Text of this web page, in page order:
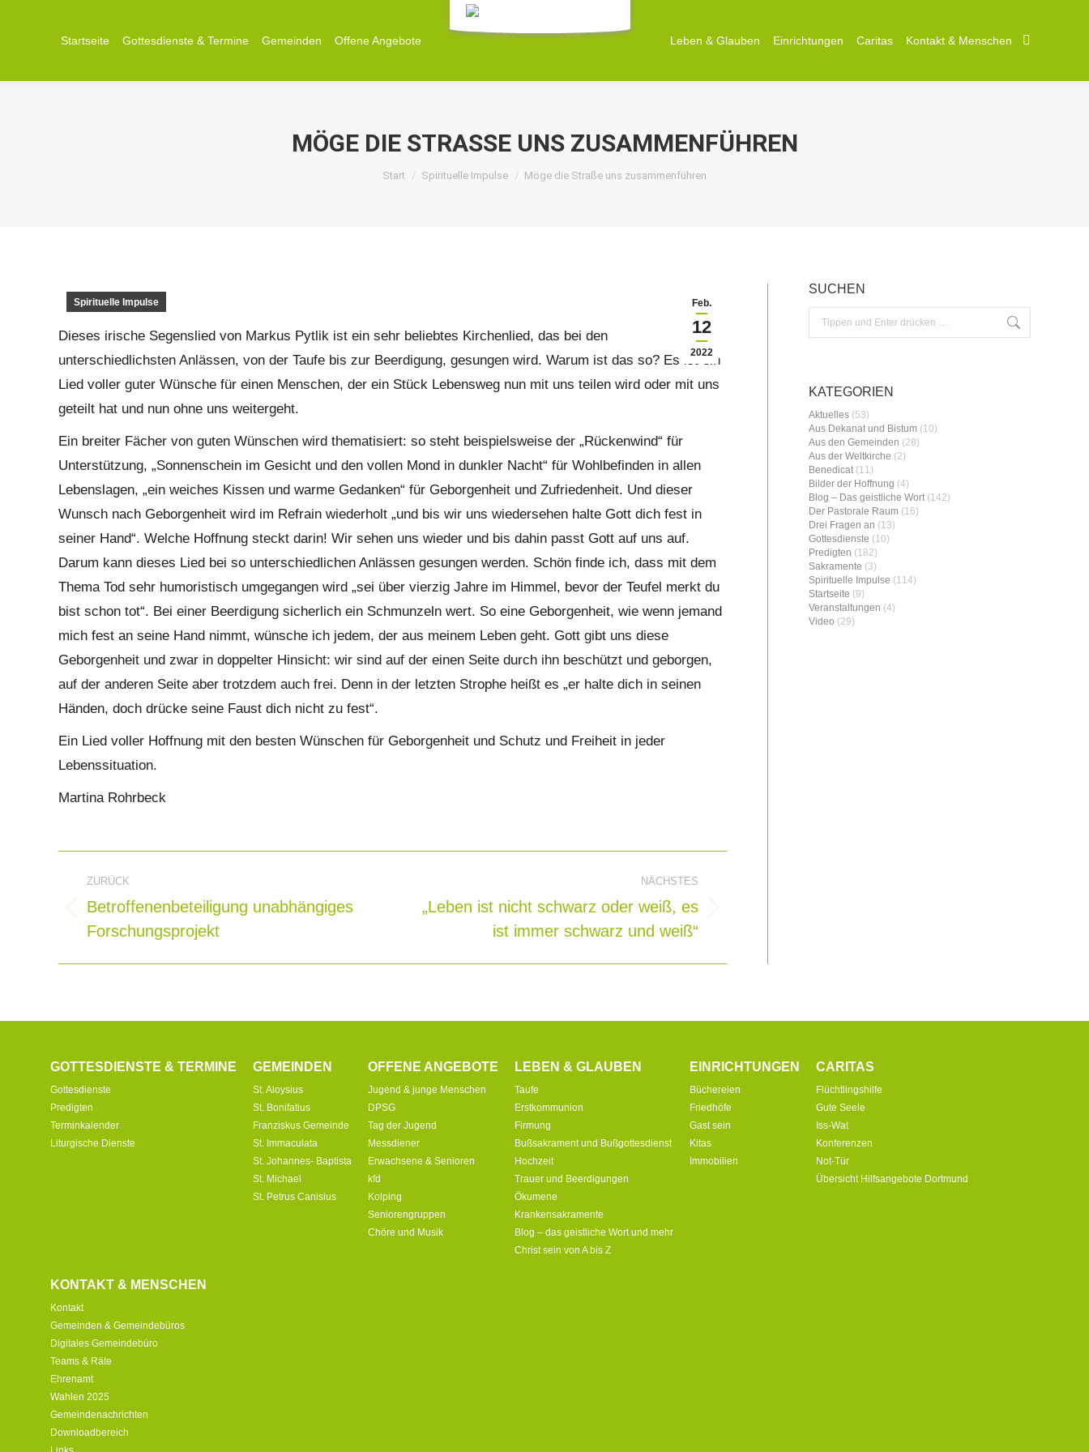
Startseite Gottesdienste & Termine Gemeinden Offene Angebote Leben & Glauben Einrichtungen Caritas Kontakt & Menschen Search:
MÖGE DIE STRASSE UNS ZUSAMMENFÜHREN
Sie befinden sich hier:
Start Spirituelle Impulse Möge die Straße uns zusammenführen
Feb.
12
2022
Spirituelle Impulse
Dieses irische Segenslied von Markus Pytlik ist ein sehr beliebtes Kirchenlied, das bei den
unterschiedlichsten Anlässen, von der Taufe bis zur Beerdigung, gesungen wird. Warum ist das so? Es ist ein
Lied voller guter Wünsche für einen Menschen, der ein Stück Lebensweg nun mit uns teilen wird oder mit uns
geteilt hat und nun ohne uns weitergeht.
Ein breiter Fächer von guten Wünschen wird thematisiert: so steht beispielsweise der „Rückenwind“ für
Unterstützung, „Sonnenschein im Gesicht und den vollen Mond in dunkler Nacht“ für Wohlbefinden in allen
Lebenslagen, „ein weiches Kissen und warme Gedanken“ für Geborgenheit und Zufriedenheit. Und dieser
Wunsch nach Geborgenheit wird im Refrain wiederholt „und bis wir uns wiedersehen halte Gott dich fest in
seiner Hand“. Welche Hoffnung steckt darin! Wir sehen uns wieder und bis dahin passt Gott auf uns auf.
Darum kann dieses Lied bei so unterschiedlichen Anlässen gesungen werden. Schön finde ich, dass mit dem
Thema Tod sehr humoristisch umgegangen wird „sei über vierzig Jahre im Himmel, bevor der Teufel merkt du
bist schon tot“. Bei einer Beerdigung sicherlich ein Schmunzeln wert. So eine Geborgenheit, wie wenn jemand
mich fest an seine Hand nimmt, wünsche ich jedem, der aus meinem Leben geht. Gott gibt uns diese
Geborgenheit und zwar in doppelter Hinsicht: wir sind auf der einen Seite durch ihn beschützt und geborgen,
auf der anderen Seite aber trotzdem auch frei. Denn in der letzten Strophe heißt es „er halte dich in seinen
Händen, doch drücke seine Faust dich nicht zu fest“.
Ein Lied voller Hoffnung mit den besten Wünschen für Geborgenheit und Schutz und Freiheit in jeder
Lebenssituation.
Martina Rohrbeck
Kommentarnavigation
ZURÜCK
Betroffenenbeteiligung unabhängiges
Forschungsprojekt
NÄCHSTES
Nächster
„Leben ist nicht schwarz oder weiß, es
ist immer schwarz und weiß“
SUCHEN
KATEGORIEN
Aktuelles (53)
Aus Dekanat und Bistum (10)
Aus den Gemeinden (28)
Aus der Weltkirche (2)
Benedicat(11)
Bilder der Hoffnung (4)
Blog – Das geistliche Wort(142)
Der Pastorale Raum (16)
Drei Fragen an (13)
Gottesdienste (10)
Predigten (182)
Sakramente (3)
Spirituelle Impulse (114)
Startseite (9)
Veranstaltungen (4)
Video (29)
GOTTESDIENSTE & TERMINE
Gottesdienste
Predigten
Terminkalender
Liturgische Dienste
GEMEINDEN
St. Aloysius
St. Bonifatius
Franziskus Gemeinde
St. Immaculata
St. Johannes- Baptista
St. Michael
St. Petrus Canisius
OFFENE ANGEBOTE
Jugend & junge Menschen
DPSG
Tag der Jugend
Messdiener
Erwachsene & Senioren
kfd
Kolping
Seniorengruppen
Chöre und Musik
LEBEN & GLAUBEN
Taufe
Erstkommunion
Firmung
Bußsakrament und Bußgottesdienst
Hochzeit
Trauer und Beerdigungen
Ökumene
Krankensakramente
Blog – das geistliche Wort und mehr
Christ sein von A bis Z
EINRICHTUNGEN
Büchereien
Friedhöfe
Gast sein
Kitas
Immobilien
CARITAS
Flüchtlingshilfe
Gute Seele
Iss-Wat
Konferenzen
Not-Tür
Übersicht Hilfsangebote Dortmund
KONTAKT & MENSCHEN
Kontakt
Gemeinden & Gemeindebüros
Digitales Gemeindebüro
Teams & Räte
Ehrenamt
Wahlen 2025
Gemeindenachrichten
Downloadbereich
Startseite Gottesdienste & Termine Gemeinden Offene Angebote Leben & Glauben Einrichtungen Caritas Kontakt & Menschen Search: